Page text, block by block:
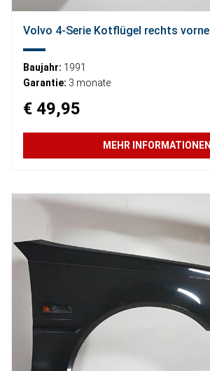
Volvo 4-Serie Kotflügel rechts vorne
Baujahr: 1991
Garantie: 3 monate
€ 49,95
MEHR INFORMATIONEN